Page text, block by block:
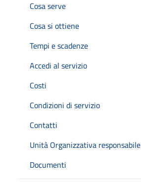
Cosa serve
Cosa si ottiene
Tempi e scadenze
Accedi al servizio
Costi
Condizioni di servizio
Contatti
Unità Organizzativa responsabile
Documenti